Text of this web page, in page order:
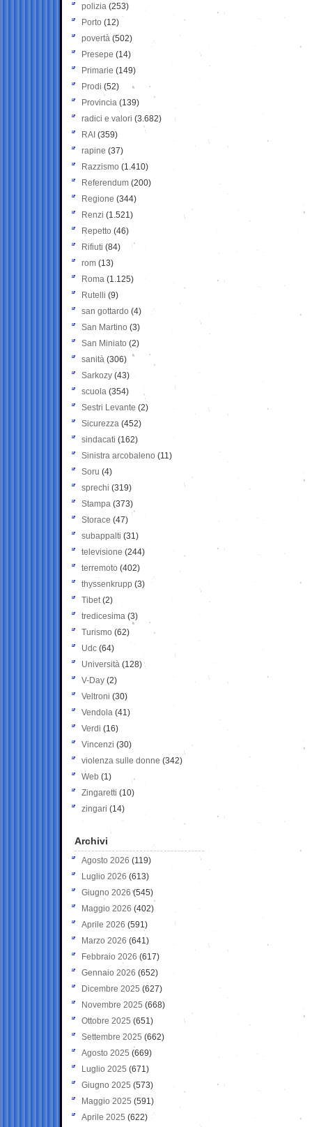
polizia (253)
Porto (12)
povertà (502)
Presepe (14)
Primarie (149)
Prodi (52)
Provincia (139)
radici e valori (3.682)
RAI (359)
rapine (37)
Razzismo (1.410)
Referendum (200)
Regione (344)
Renzi (1.521)
Repetto (46)
Rifiuti (84)
rom (13)
Roma (1.125)
Rutelli (9)
san gottardo (4)
San Martino (3)
San Miniato (2)
sanità (306)
Sarkozy (43)
scuola (354)
Sestri Levante (2)
Sicurezza (452)
sindacati (162)
Sinistra arcobaleno (11)
Soru (4)
sprechi (319)
Stampa (373)
Storace (47)
subappalti (31)
televisione(244)
terremoto (402)
thyssenkrupp (3)
Tibet(2)
tredicesima (3)
Turismo (62)
Udc (64)
Università (128)
V-Day (2)
Veltroni (30)
Vendola (41)
Verdi (16)
Vincenzi (30)
violenza sulle donne (342)
Web (1)
Zingaretti (10)
zingari (14)
Archivi
Agosto 2026 (119)
Luglio 2026 (613)
Giugno 2026 (545)
Maggio 2026 (402)
Aprile 2026 (591)
Marzo 2026 (641)
Febbraio 2026 (617)
Gennaio 2026 (652)
Dicembre 2025 (627)
Novembre 2025 (668)
Ottobre 2025 (651)
Settembre 2025 (662)
Agosto 2025 (669)
Luglio 2025 (671)
Giugno 2025 (573)
Maggio 2025 (591)
Aprile 2025 (622)